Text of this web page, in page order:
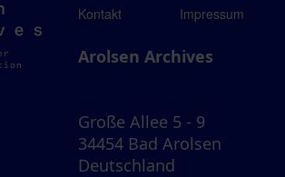
Kontakt Impressum
Arolsen Archives
Große Allee 5 - 9
34454 Bad Arolsen
Deutschland